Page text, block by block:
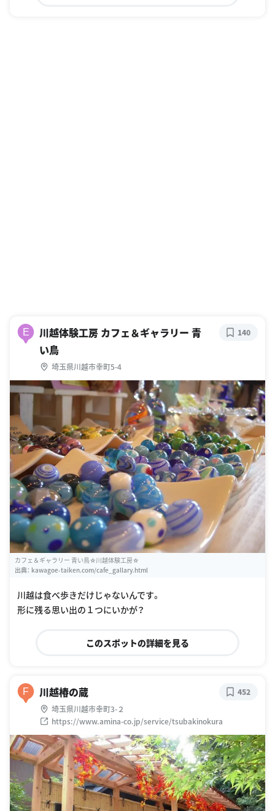
E
川越体験工房 カフェ＆ギャラリー 青
い鳥
埼玉県川越市幸町5-4
140
カフェ＆ギャラリー 青い鳥☆川越体験工房☆
出典： kawagoe-taiken.com/cafe_gallary.html
川越は食べ歩きだけじゃないんです。
形に残る思い出の１つにいかが？
このスポットの詳細を見る
F 川越椿の蔵
埼玉県川越市幸町3-２
https://www.amina-co.jp/service/tsubakinokura
452